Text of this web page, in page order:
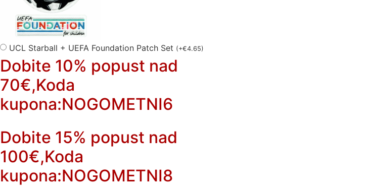
UCL Starball + UEFA Foundation Patch Set (+€4.65)
Dobite 10% popust nad
70€,Koda
kupona:NOGOMETNI6
Dobite 15% popust nad
100€,Koda
kupona:NOGOMETNI8